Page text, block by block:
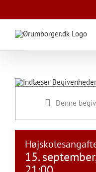
content
Denne
15.